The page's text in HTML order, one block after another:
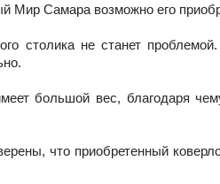
Мир Самара возможно его
столика не станет
большой вес, благодаря
что приобретенный